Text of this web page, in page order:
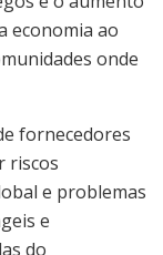
economia ao
onde
fornecedores
riscos
e problemas
e
do